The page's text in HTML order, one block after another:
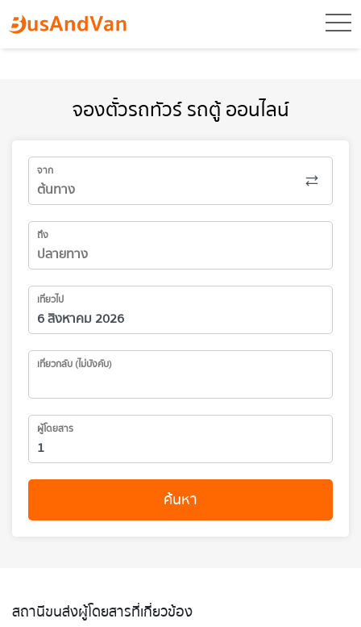
จองตั๋วรถทัวร์ รถตู้ ออนไลน์
จาก
ถึง
เที่ยวไป
เที่ยวกลับ (ไม่บังคับ)
ผู้โดยสาร
ค้นหา
สถานีขนส่งผู้โดยสารที่เกี่ยวข้อง